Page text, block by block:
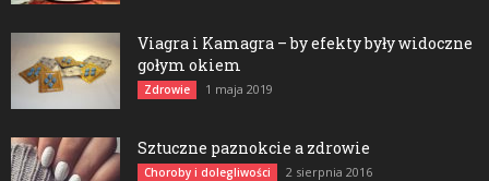
Viagra i Kamagra – by efekty były widoczne
gołym okiem
Zdrowie 1 maja 2019
Sztuczne paznokcie a zdrowie
Choroby i dolegliwości 2 sierpnia 2016